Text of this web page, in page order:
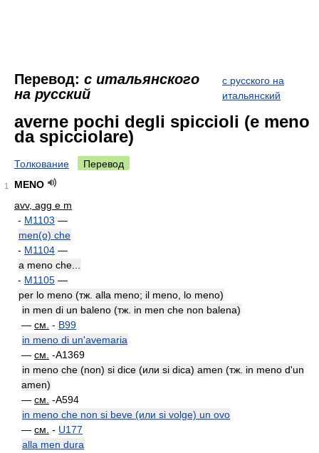
Перевод: с итальянского
на русский
с русского на
итальянский
averne pochi degli spiccioli (e meno
da spicciolare)
Толкование Перевод
1
MENO
avv, agg e m
- M1103 —
men(o) che
- M1104 —
a meno che...
- M1105 —
per lo meno (тж. alla meno; il meno, lo meno)
in men di un baleno (тж. in men che non balena)
— см. - B99
in meno di un'avemaria
— см. -A1369
in meno che (non) si dice (или si dica) amen (тж. in meno d'un
amen)
— см. -A594
in meno che non si beve (или si volge) un ovo
— см. - U177
alla men dura